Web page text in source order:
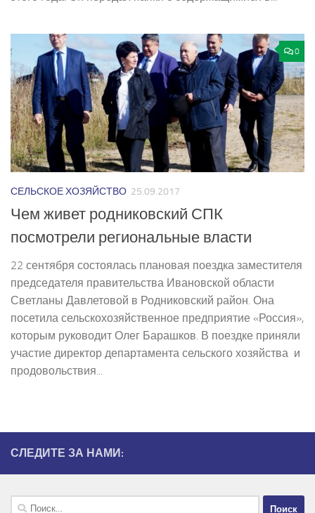
0
СЕЛЬСКОЕ ХОЗЯЙСТВО 25.09.2017
Чем живет родниковский СПК
посмотрели региональные власти
22 сентября состоялась плановая поездка заместителя
председателя правительства Ивановской области
Светланы Давлетовой в Родниковский район. Она
посетила сельскохозяйственное предприятие «Россия»,
которым руководит Олег Барашков. В поездке приняли
участие директор департамента сельского хозяйства и
продовольствия...
СЛЕДИТЕ ЗА НАМИ:
Найти: